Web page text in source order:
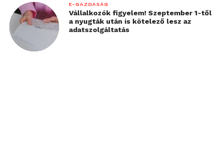
E-GAZDASÁG
Vállalkozók figyelem! Szeptember 1-től
a nyugták után is kötelező lesz az
adatszolgáltatás